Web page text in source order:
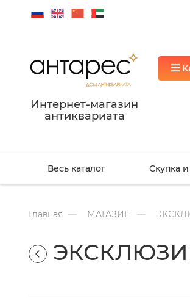
Интернет-магазин
антиквариата
Весь каталог Скупка
Главная МАГАЗИН